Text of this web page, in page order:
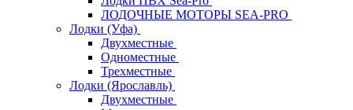
ЛОДОЧНЫЕ МОТОРЫ SEA-PRO
Лодки (Уфа)
Двухместные
Одноместные
Трехместные
Лодки (Ярославль)
Двухместные